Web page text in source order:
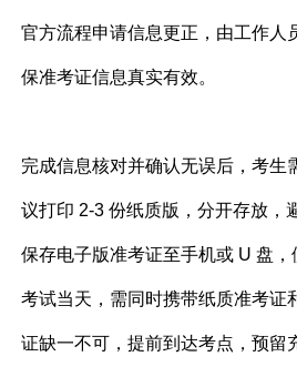
官方流程申请信息更正，由工作人
保准考证信息真实有效。
完成信息核对并确认无误后，考生
议打印 2-3 份纸质版，分开存放，
保存电子版准考证至手机或 U 盘，
考试当天，需同时携带纸质准考证
证缺一不可，提前到达考点，预留